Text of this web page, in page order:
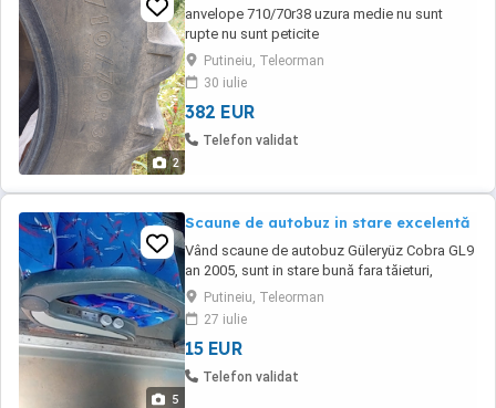
2
anvelope 710/70r38 uzura medie nu sunt
rupte nu sunt peticite
Putineiu, Teleorman
30 iulie
382 EUR
Telefon validat
5
Scaune de autobuz in stare excelentă
Vând scaune de autobuz Güleryüz Cobra GL9
an 2005, sunt in stare bună fara tăieturi,
zgârieturi sau alte probleme. Le vând la
bucată cu 80 de lei bucata, am disponibile 34
de scaune si dacă vrea cineva să le ia pe
toate le las la 50 de lei bucata
Putineiu, Teleorman
27 iulie
15 EUR
Telefon validat